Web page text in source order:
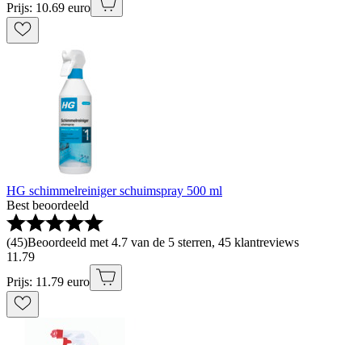
Prijs: 10.69 euro
HG schimmelreiniger schuimspray 500 ml
Best beoordeeld
(45)Beoordeeld met 4.7 van de 5 sterren, 45 klantreviews
11 .79
Prijs: 11.79 euro